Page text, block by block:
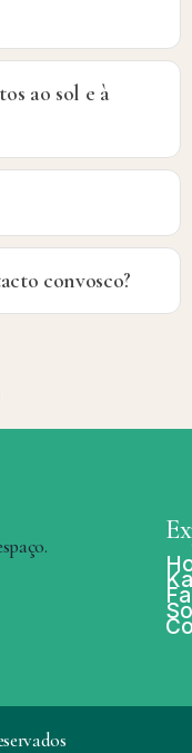
ao sol e à
convosco?